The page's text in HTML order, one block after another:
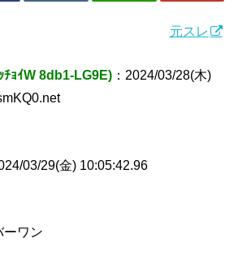
元スレ
ﾁｮｲW 8db1-LG9E) ：2024/03/28(木)
03/29(金) 10:05:42.96
ーワン